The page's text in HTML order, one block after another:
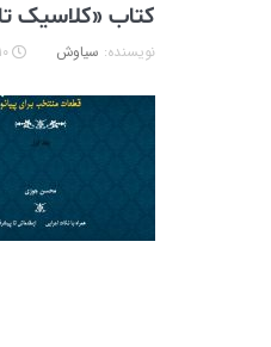
کتاب «کلاسیک
نویسنده: سیاوش ۱۰ مهر ۱۳۹۴